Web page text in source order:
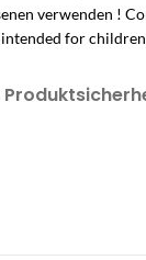
verwenden !
for